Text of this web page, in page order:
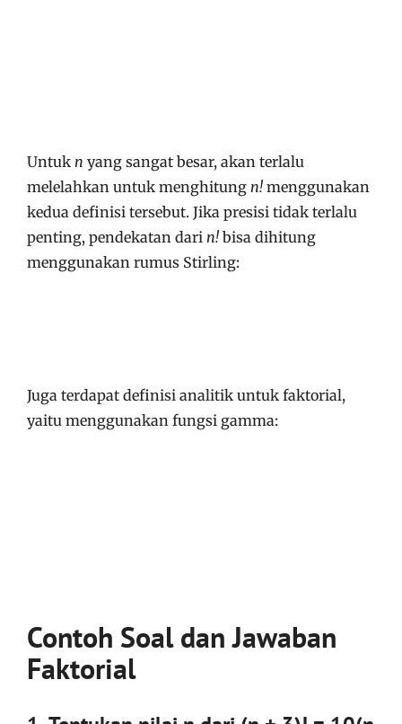
Untuk n yang sangat besar, akan terlalu
melelahkan untuk menghitung n!menggunakan
kedua definisi tersebut. Jika presisi tidak terlalu
penting, pendekatan dari n!bisa dihitung
menggunakan rumus Stirling:
Juga terdapat definisi analitik untuk faktorial,
yaitu menggunakan fungsi gamma:
Contoh Soal dan Jawaban
Faktorial